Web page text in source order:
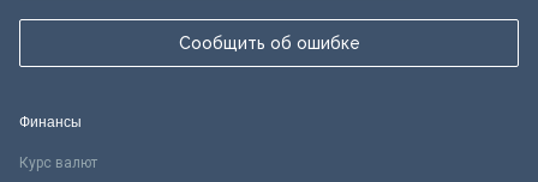
Сообщить об ошибке
Финансы
Курс валют